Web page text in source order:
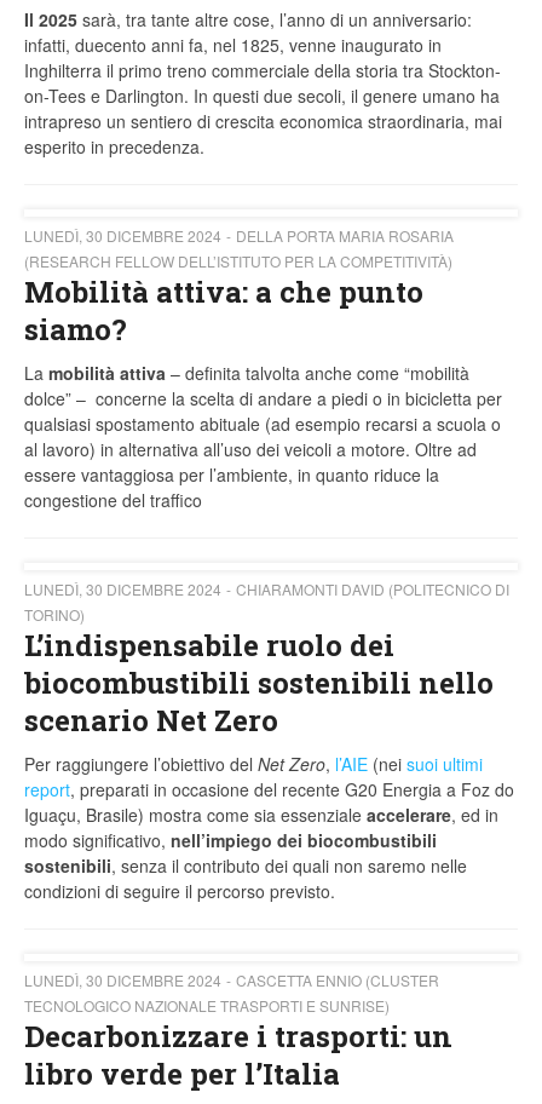
Il 2025 sarà, tra tante altre cose, l’anno di un anniversario:
infatti, duecento anni fa, nel 1825, venne inaugurato in
Inghilterra il primo treno commerciale della storia tra Stockton-
on-Tees e Darlington. In questi due secoli, il genere umano ha
intrapreso un sentiero di crescita economica straordinaria, mai
esperito in precedenza.
LUNEDÌ, 30 DICEMBRE 2024
DELLA PORTA MARIA ROSARIA
(RESEARCH FELLOW DELL’ISTITUTO PER LA COMPETITIVITÀ)
Mobilità attiva: a che punto
siamo?
La mobilità attiva – definita talvolta anche come “mobilità
dolce” – concerne la scelta di andare a piedi o in bicicletta per
qualsiasi spostamento abituale (ad esempio recarsi a scuola o
al lavoro) in alternativa all’uso dei veicoli a motore. Oltre ad
essere vantaggiosa per l’ambiente, in quanto riduce la
congestione del traffico
LUNEDÌ, 30 DICEMBRE 2024
CHIARAMONTI DAVID (POLITECNICO DI
TORINO)
L’indispensabile ruolo dei
biocombustibili sostenibili nello
scenario Net Zero
Per raggiungere l’obiettivo del Net Zero, l’AIE (nei suoi ultimi
report, preparati in occasione del recente G20 Energia a Foz do
Iguaçu, Brasile) mostra come sia essenziale accelerare, ed in
modo significativo, nell’impiego dei biocombustibili
sostenibili, senza il contributo dei quali non saremo nelle
condizioni di seguire il percorso previsto.
LUNEDÌ, 30 DICEMBRE 2024
CASCETTA ENNIO (CLUSTER
TECNOLOGICO NAZIONALE TRASPORTI E SUNRISE)
Decarbonizzare i trasporti: un
libro verde per l’Italia